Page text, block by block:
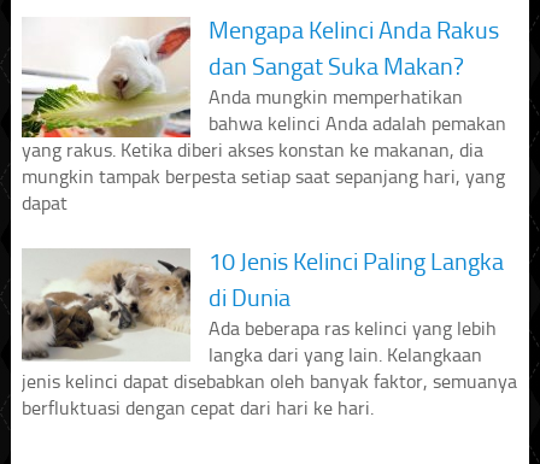
Mengapa Kelinci Anda Rakus
dan Sangat Suka Makan?
Anda mungkin memperhatikan
bahwa kelinci Anda adalah pemakan
yang rakus. Ketika diberi akses konstan ke makanan, dia
mungkin tampak berpesta setiap saat sepanjang hari, yang
dapat
10 Jenis Kelinci Paling Langka
di Dunia
Ada beberapa ras kelinci yang lebih
langka dari yang lain. Kelangkaan
jenis kelinci dapat disebabkan oleh banyak faktor, semuanya
berfluktuasi dengan cepat dari hari ke hari.